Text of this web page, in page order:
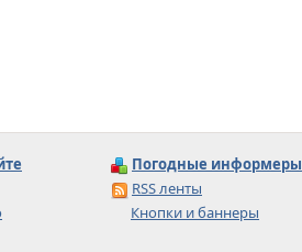
Погодные информеры
RSS ленты
Кнопки и баннеры